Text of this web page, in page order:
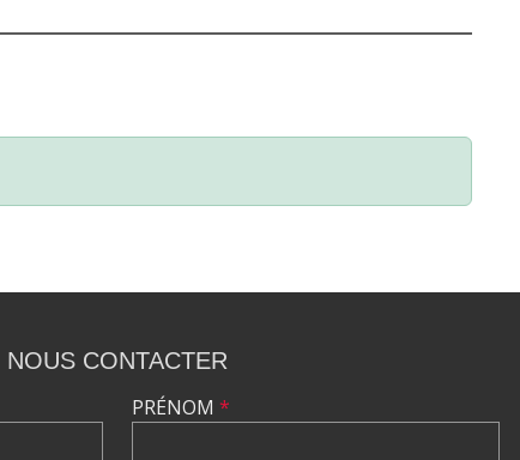
NOUS CONTACTER
PRÉNOM *